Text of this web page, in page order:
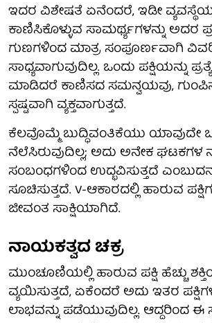
ಇದರ ವಿಶೇಷತೆ ಏನೆಂದರೆ, ಇಡೀ
ಕಾಣಿಸಿಕೊಳ್ಳುವ ಸಾಮರ್ಥ್ಯಗಳನ್ನು ಅದರ
ಗುಣಗಳಿಂದ ಮಾತ್ರ ಸಂಪೂರ್ಣವಾಗಿ
ಸಾಧ್ಯವಾಗುವುದಿಲ್ಲ. ಒಂದು ಪಕ್ಷಿಯನ್ನು
ಮಾಡಿದರೆ ಕಾಣಿಸದ ಸಮನ್ವಯವು,
ಸ್ಪಷ್ಟವಾಗಿ ವ್ಯಕ್ತವಾಗುತ್ತದೆ.
ಕೆಲವೊಮ್ಮೆ ಬುದ್ಧಿವಂತಿಕೆಯು ಯಾವುದೇ
ನೆಲೆಸಿರುವುದಿಲ್ಲ; ಅದು ಅನೇಕ ಘಟಕಗಳ
ಸಂಬಂಧಗಳಿಂದ ಉದ್ಭವಿಸುತ್ತದೆ
ಸೂಚಿಸುತ್ತದೆ. V-ಆಕಾರದಲ್ಲಿ ಹಾರುವ
ಜೀವಂತ ಸಾಕ್ಷಿಯಾಗಿದೆ.
ನಾಯಕತ್ವದ ಚಕ್ರ
ಮುಂಚೂಣಿಯಲ್ಲಿ ಹಾರುವ ಪಕ್ಷಿ ಹೆಚ್ಚು
ವ್ಯಯಿಸುತ್ತದೆ, ಏಕೆಂದರೆ ಅದು ಇತರ
ಲಾಭವನ್ನು ಪಡೆಯುವುದಿಲ್ಲ. ಆದ್ದರಿಂದ ಈ